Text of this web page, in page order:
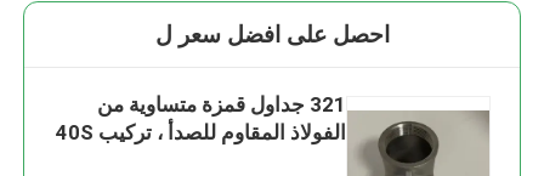
احصل على افضل سعر ل
321 جداول قمزة متساوية من
الفولاذ المقاوم للصدأ ، تركيب 40S